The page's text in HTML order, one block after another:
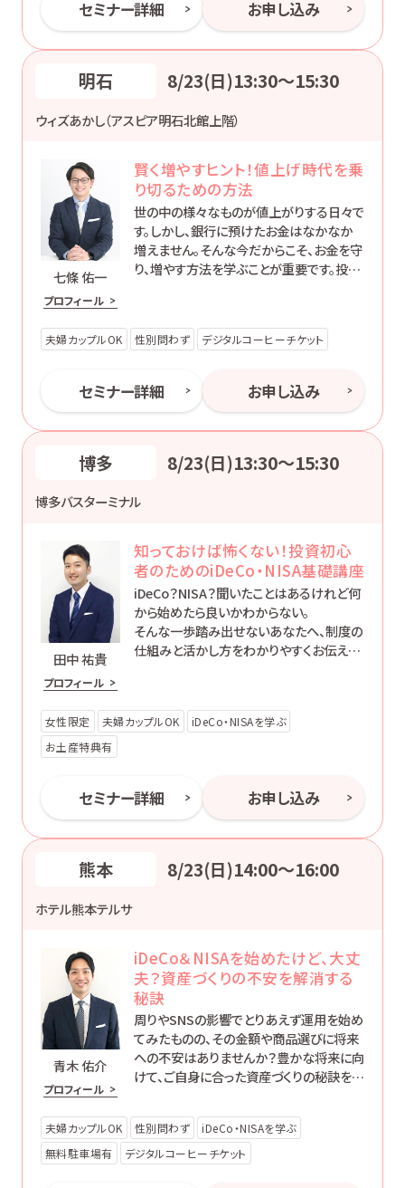
セミナー詳細 お申し込み
明石 8/23(日)13:30〜15:30
ウィズあかし（アスピア明石北館上階）
七條 佑一
プロフィール
賢く増やすヒント！値上げ時代を乗
り切るための方法
世の中の様々なものが値上がりする日々で
す。しかし、銀行に預けたお金はなかなか
増えません。そんな今だからこそ、お金を守
り、増やす方法を学ぶことが重要です。投資
えします。
夫婦カップルOK 性別問わず デジタルコーヒーチケット
セミナー詳細 お申し込み
博多 8/23(日)13:30〜15:30
博多バスターミナル
田中 祐貴
プロフィール
知っておけば怖くない！投資初心
者のためのiDeCo・NISA基礎講座
iDeCo？NISA？聞いたことはあるけれど何
から始めたら良いかわからない。
そんな一歩踏み出せないあなたへ、制度の
仕組みと活かし方をわかりやすくお伝えし
女性限定 夫婦カップルOK
iDeCo・NISAを学ぶ
お土産特典有
セミナー詳細 お申し込み
熊本 8/23(日)14:00〜16:00
ホテル熊本テルサ
青木 佑介
プロフィール
iDeCo＆NISAを始めたけど、大丈
夫？資産づくりの不安を解消する
秘訣
周りやSNSの影響でとりあえず運用を始め
てみたものの、その金額や商品選びに将来
への不安はありませんか？豊かな将来に向
けて、ご自身に合った資産づくりの秘訣を一
さまの豊かな人生の第一歩となることを願
っています。
夫婦カップルOK 性別問わず
iDeCo・NISAを学ぶ
無料駐車場有
デジタルコーヒーチケット